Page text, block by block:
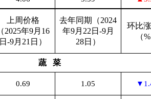
上周价格
（2025年9月16
日-9月21日）
去年同期（2024
年9月22日-9月
28日）
环比
（%
蔬 菜
0.69 1.05